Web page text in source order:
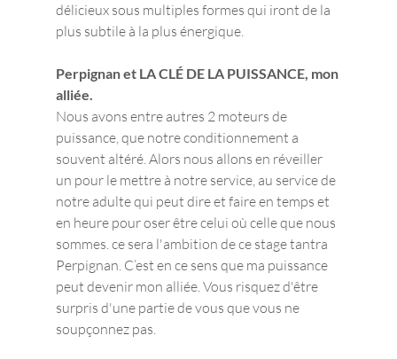
délicieux sous multiples formes qui iront de la
plus subtile à la plus énergique.
Perpignan et LA CLÉ DE LA PUISSANCE, mon
alliée.
Nous avons entre autres 2 moteurs de
puissance, que notre conditionnement a
souvent altéré. Alors nous allons en réveiller
un pour le mettre à notre service, au service de
notre adulte qui peut dire et faire en temps et
en heure pour oser être celui où celle que nous
sommes. ce sera l'ambition de ce stage tantra
Perpignan. C’est en ce sens que ma puissance
peut devenir mon alliée. Vous risquez d'être
surpris d'une partie de vous que vous ne
soupçonnez pas.